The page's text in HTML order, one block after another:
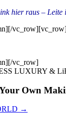
hier raus –
vc_row]
LUXURY &
Own
→